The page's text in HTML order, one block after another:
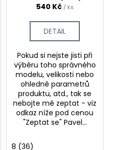
8 (36)
540 Kč / ks
DETAIL
Pokud si nejste jisti při
výběru toho správného
modelu, velikosti nebo
ohledně parametrů
produktu, atd., tak se
nebojte mě zeptat - viz
odkaz níže pod cenou
"Zeptat se" Pavel...
8 (36)